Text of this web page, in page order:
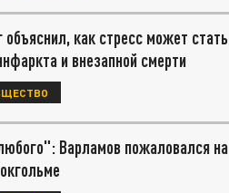
объяснил, как стресс может стать
и внезапной смерти
Варламов пожаловался на